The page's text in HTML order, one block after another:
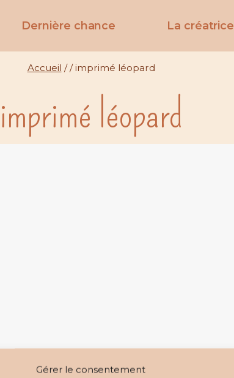
Gérer le consentement
Dernière chance La créatrice
Accueil / / imprimé léopard
imprimé léopard